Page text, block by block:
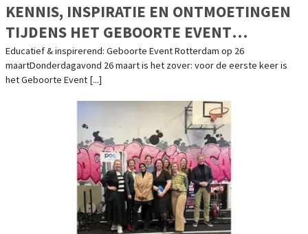
KENNIS, INSPIRATIE EN ONTMOETINGEN
TIJDENS HET GEBOORTE EVENT
ROTTERDAM OP 26 MAART 2026
Educatief & inspirerend: Geboorte Event Rotterdam op 26
maartDonderdagavond 26 maart is het zover: voor de eerste keer is
het Geboorte Event [...]